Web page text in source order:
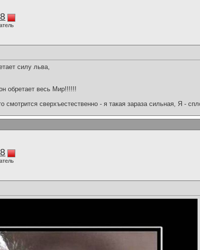
силу льва,
обретает весь Мир!!!!!!
смотрится сверхъестественно - я такая зараза сильная, Я -